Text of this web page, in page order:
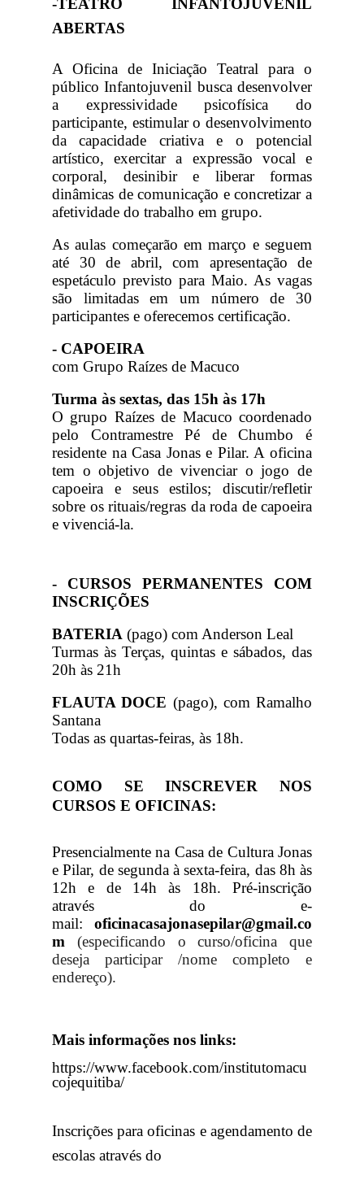
-TEATRO INFANTOJUVENIL
ABERTAS
A Oficina de Iniciação Teatral para o
público Infantojuvenil busca desenvolver
a expressividade psicofísica do
participante, estimular o desenvolvimento
da capacidade criativa e o potencial
artístico, exercitar a expressão vocal e
corporal, desinibir e liberar formas
dinâmicas de comunicação e concretizar a
afetividade do trabalho em grupo.
As aulas começarão em março e seguem
até 30 de abril, com apresentação de
espetáculo previsto para Maio. As vagas
são limitadas em um número de 30
participantes e oferecemos certificação.
- CAPOEIRA
com Grupo Raízes de Macuco
Turma às sextas, das 15h às 17h
O grupo Raízes de Macuco coordenado
pelo Contramestre Pé de Chumbo é
residente na Casa Jonas e Pilar. A oficina
tem o objetivo de vivenciar o jogo de
capoeira e seus estilos; discutir/refletir
sobre os rituais/regras da roda de capoeira
e vivenciá-la.
- CURSOS PERMANENTES COM
INSCRIÇÕES
BATERIA (pago) com Anderson Leal
Turmas às Terças, quintas e sábados, das
20h às 21h
FLAUTA DOCE (pago), com Ramalho
Santana
Todas as quartas-feiras, às 18h.
COMO SE INSCREVER NOS
CURSOS E OFICINAS:
Presencialmente na Casa de Cultura Jonas
e Pilar, de segunda à sexta-feira, das 8h às
12h e de 14h às 18h. Pré-inscrição
através do e-
mail:
oficinacasajonasepilar@gmail.co
m (especificando o curso/oficina que
deseja participar /nome completo e
endereço).
Mais informações nos links:
https://www.facebook.com/institutomacu
cojequitiba/
Inscrições para oficinas e agendamento de
escolas através do